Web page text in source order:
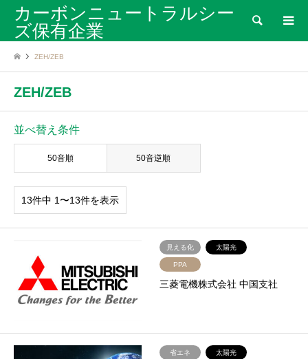
カーボンニュートラルシー
ズ保有企業
検索
ZEH/ZEB
ZEH/ZEB
並べ替え条件
50音順 50音逆順
13件中 1〜13件を表示
見える化 太陽光
PPA
三菱電機株式会社 中国支社
省エネ 太陽光